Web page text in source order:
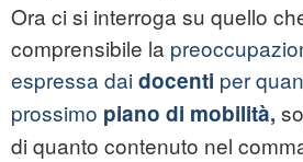
Ora ci si interroga su quello
comprensibile la
espressa daidocenti per
prossimo piano di mobilità,
di quanto contenuto nel